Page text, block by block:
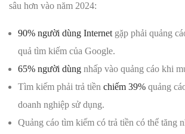
sâu hơn vào năm 2024:
90% người dùng Internet gặp phải quảng
quả tìm kiếm của Google.
65% người dùng nhấp vào quảng cáo khi
Tìm kiếm phải trả tiền chiếm 39% quảng
doanh nghiệp sử dụng.
Quảng cáo tìm kiếm có trả tiền có thể tăng